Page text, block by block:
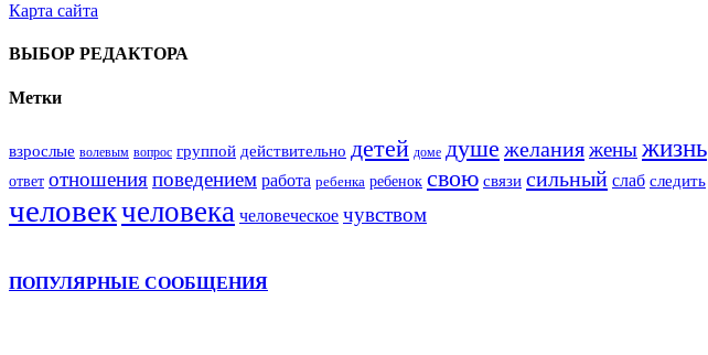
Карта сайта
ВЫБОР РЕДАКТОРА
Метки
взрослые волевым вопрос группой действительно детей доме душе желанияженыжизнь
ответ отношения поведением работа ребенка ребенок свою связи сильный слаб следить
человекчеловека человеческое чувством
ПОПУЛЯРНЫЕ СООБЩЕНИЯ